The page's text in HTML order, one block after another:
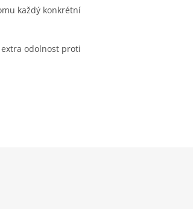
každý konkrétní
odolnost proti